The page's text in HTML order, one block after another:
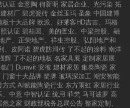
认证 金意陶 何新明 家居企业、光污染 拓
材厂 碧虎瓷砖 金丝玉玛 圣象 中国建博
板十大品牌 欧派、好莱客HD吉吉、玛格
认证 碧桂园、美的置业、中梁控股、融
产、正荣地产、祥生控股、弘阳地产和
、皮阿诺 碧虎防滑砖 了不起的涂料 南洋
辉 了不起的地板 名家具展 定制家居展
门 Duravit 安彼 建材家居 集泰陶瓷 家
门窗十大品牌 箭牌 玻璃深加工 潮安智能
方式 AI赋能陶瓷行业 东方雨虹 家居行业
、中意 中智认证 统用 菲梵 马可波罗 高
然之家 财政部税务总局公告 整家定制、